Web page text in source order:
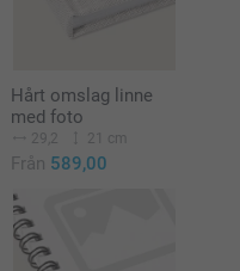
Hårt omslag linne
med foto
29,2 21 cm
Från 589,00